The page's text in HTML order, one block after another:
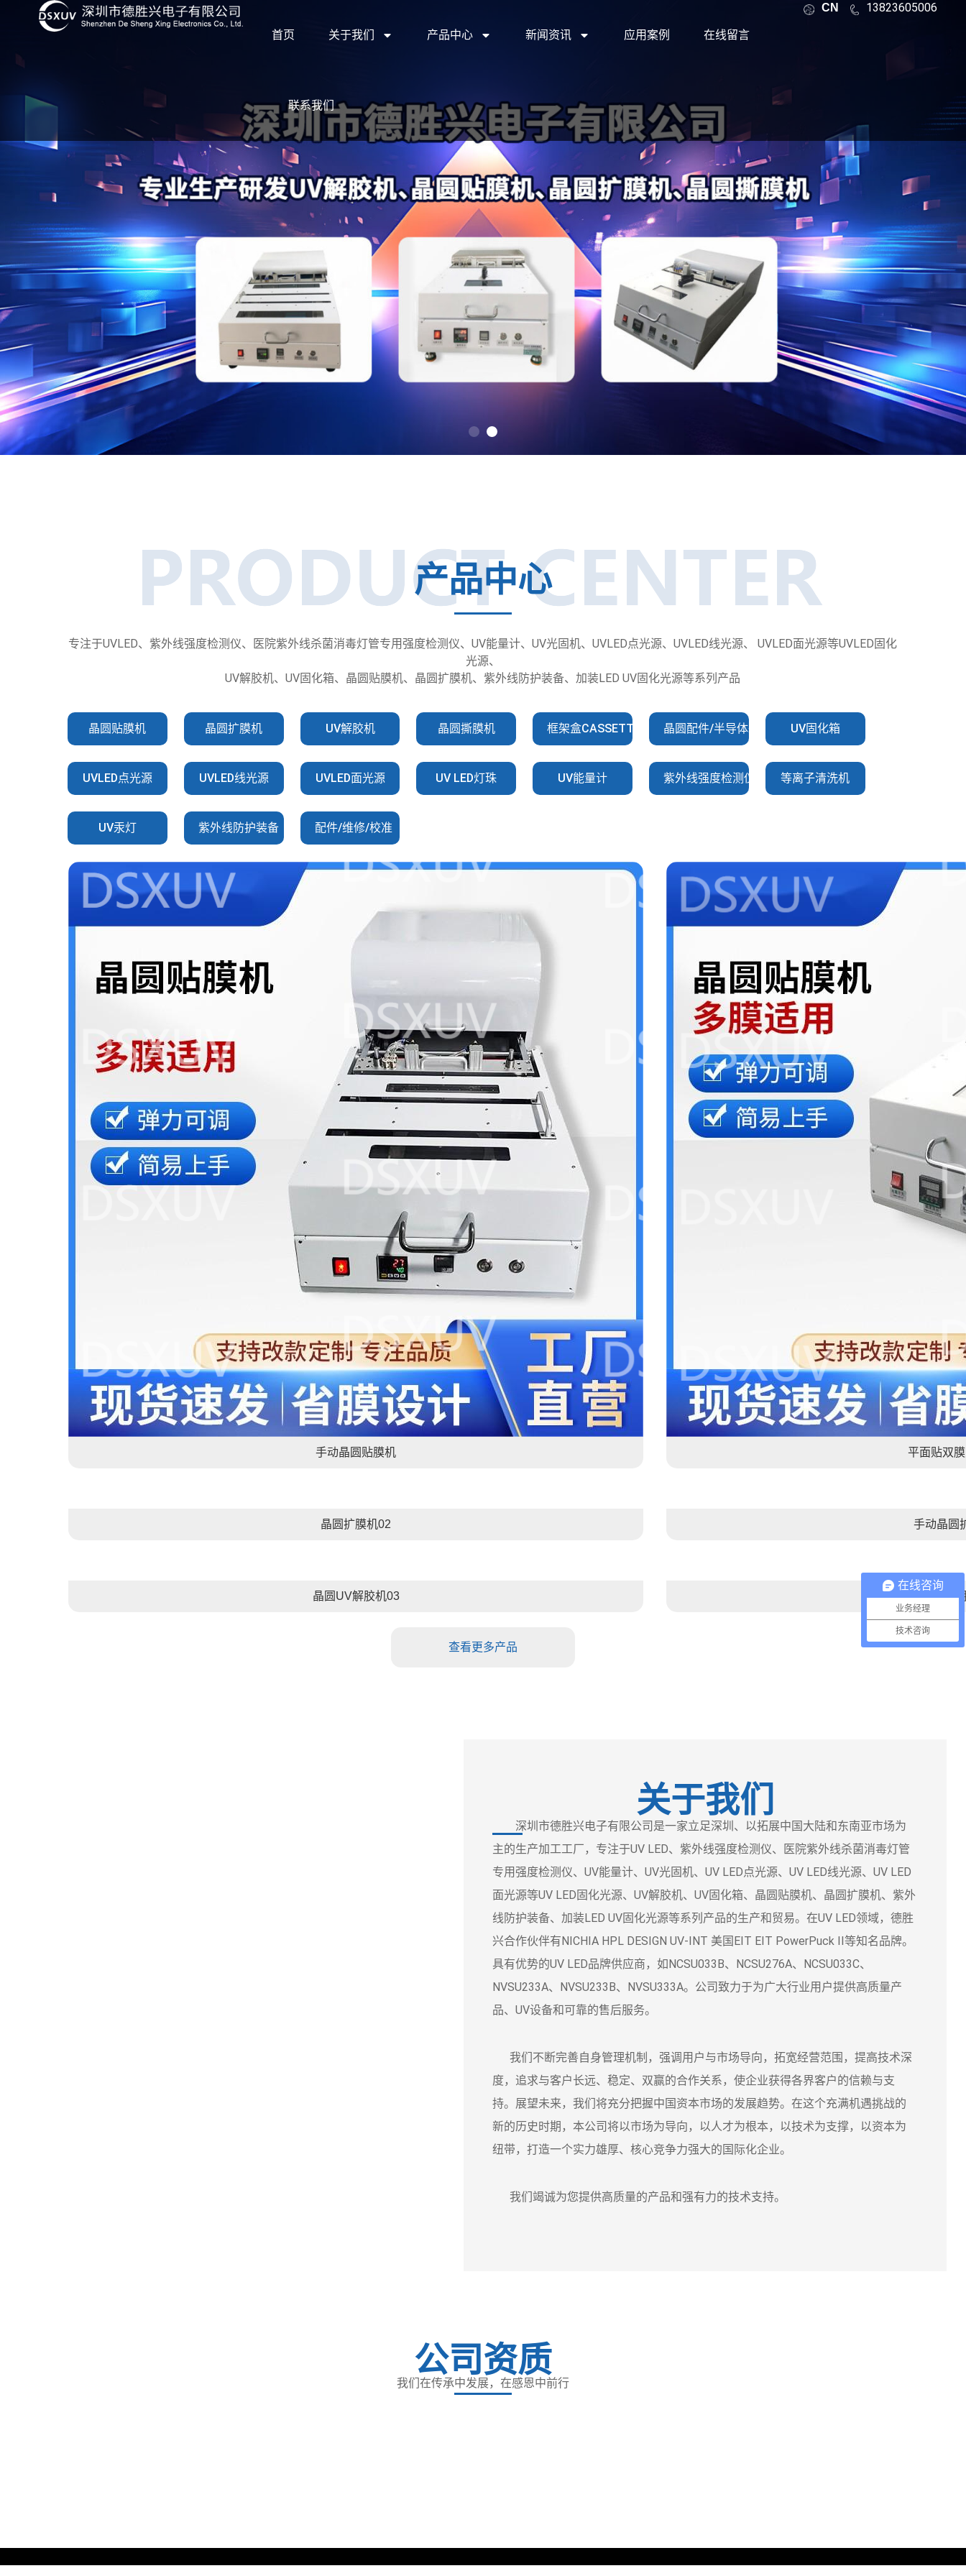
首页 关于我们 产品中心 新闻资讯 应用案例 在线留言
联系我们
CN 13823605006
产品中心
专注于UVLED、紫外线强度检测仪、医院紫外线杀菌消毒灯管专用强度检测仪、UV能量计、UV光固机、UVLED点光源、UVLED线光源、 UVLED面光源等UVLED固化
光源、
UV解胶机、UV固化箱、晶圆贴膜机、晶圆扩膜机、紫外线防护装备、加装LED UV固化光源等系列产品
晶圆贴膜机 晶圆扩膜机 UV解胶机 晶圆撕膜机 框架盒CASSETTE 晶圆配件/半导体耗材 UV固化箱
UVLED点光源 UVLED线光源 UVLED面光源 UV LED灯珠 UV能量计 紫外线强度检测仪 等离子清洗机
UV汞灯 紫外线防护装备 配件/维修/校准
手动晶圆贴膜机 平面贴双
晶圆扩膜机02 手动晶圆
晶圆UV解胶机03 晶圆UV解
查看更多产品
关于我们
深圳市德胜兴电子有限公司是一家立足深圳、以拓展中国大陆和东南亚市场为
主的生产加工工厂，专注于UV LED、紫外线强度检测仪、医院紫外线杀菌消毒灯管
专用强度检测仪、UV能量计、UV光固机、UV LED点光源、UV LED线光源、UV LED
面光源等UV LED固化光源、UV解胶机、UV固化箱、晶圆贴膜机、晶圆扩膜机、紫外
线防护装备、加装LED UV固化光源等系列产品的生产和贸易。在UV LED领域，德胜
兴合作伙伴有NICHIA HPL DESIGN UV-INT 美国EIT EIT PowerPuck II等知名品牌。
具有优势的UV LED品牌供应商，如NCSU033B、NCSU276A、NCSU033C、
NVSU233A、NVSU233B、NVSU333A。公司致力于为广大行业用户提供高质量产
品、UV设备和可靠的售后服务。
我们不断完善自身管理机制，强调用户与市场导向，拓宽经营范围，提高技术深
度，追求与客户长远、稳定、双赢的合作关系，使企业获得各界客户的信赖与支
持。展望未来，我们将充分把握中国资本市场的发展趋势。在这个充满机遇挑战的
新的历史时期，本公司将以市场为导向，以人才为根本，以技术为支撑，以资本为
纽带，打造一个实力雄厚、核心竞争力强大的国际化企业。
我们竭诚为您提供高质量的产品和强有力的技术支持。
公司资质
我们在传承中发展，在感恩中前行
在线咨询
业务经理
技术咨询